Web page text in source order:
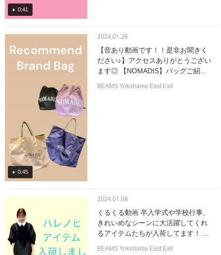
0:41
0:45
2024.01.26
【音あり動画です！！是非お聞きく
ださい♪】アクセスありがとうござい
ます◎ 【NOMADIS】バッグご紹...
BEAMS Yokohama East Exit
2024.01.08
くるくる動画 卒入学式や学校行事、
きれいめなシーンに大活躍してくれ
るアイテムたちが入荷してます！ ...
BEAMS Yokohama East Exit